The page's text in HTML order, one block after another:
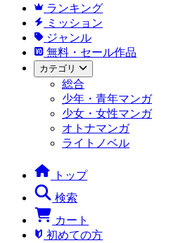
ランキング
ミッション
ジャンル
無料・セール作品
カテゴリ
総合
少年・青年マンガ
少女・女性マンガ
オトナマンガ
ライトノベル
トップ
検索
カート
初めての方